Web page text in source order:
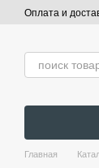
Перейти к
Оплата и
Главная